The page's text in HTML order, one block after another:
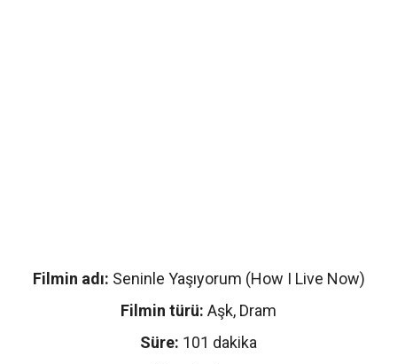
Filmin adı: Seninle Yaşıyorum (How I Live Now)
Filmin türü: Aşk, Dram
Süre: 101 dakika